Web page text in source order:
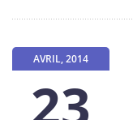
AVRIL, 2014
23